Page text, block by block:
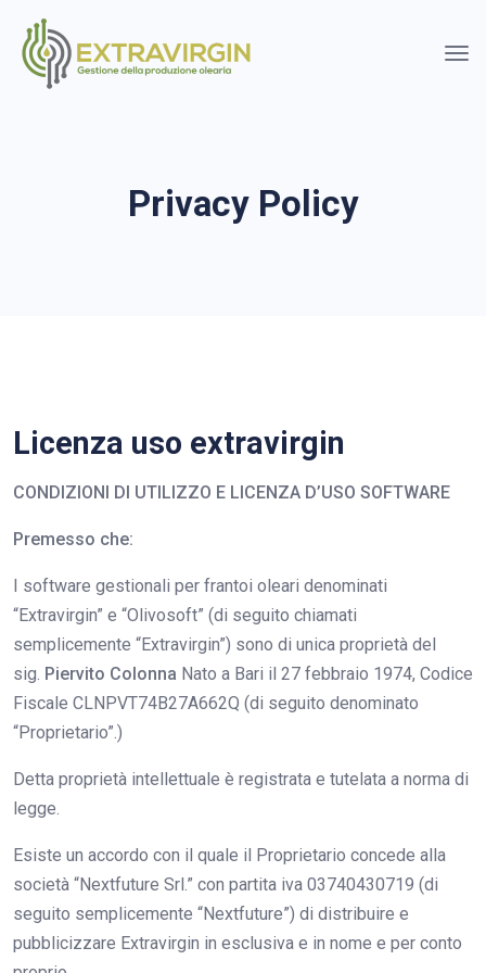
Privacy Policy
Licenza uso extravirgin
CONDIZIONI DI UTILIZZO E LICENZA D’USO SOFTWARE
Premesso che:
I software gestionali per frantoi oleari denominati
“Extravirgin” e “Olivosoft” (di seguito chiamati
semplicemente “Extravirgin”) sono di unica proprietà del
sig. Piervito Colonna Nato a Bari il 27 febbraio 1974, Codice
Fiscale CLNPVT74B27A662Q (di seguito denominato
“Proprietario”.)
Detta proprietà intellettuale è registrata e tutelata a norma di
legge.
Esiste un accordo con il quale il Proprietario concede alla
società “Nextfuture Srl.” con partita iva 03740430719 (di
seguito semplicemente “Nextfuture”) di distribuire e
pubblicizzare Extravirgin in esclusiva e in nome e per conto